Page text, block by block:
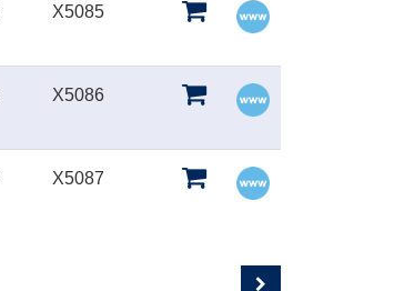
X5085
X5086
X5087